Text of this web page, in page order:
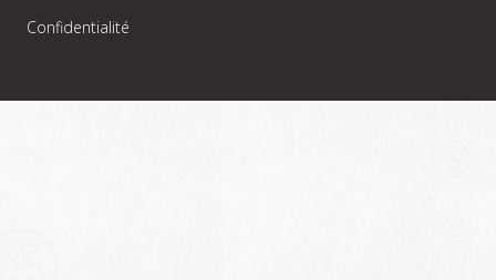
Confidentialité